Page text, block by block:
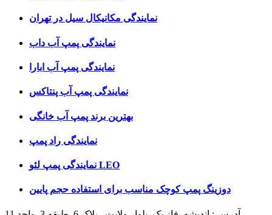
نمایندگی مکانیکال سیل در تهران
نمایندگی پمپ آب داب
نمایندگی پمپ آب ابارا
نمایندگی پمپ آب پنتاکس
بهترین برند پمپ آب خانگی
نمایندگی راد پمپ
نمایندگی پمپ لئو LEO
دوزینگ پمپ کوچک مناسب برای استفاده حجم پایین